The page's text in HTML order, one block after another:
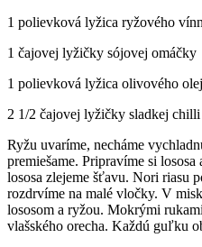
1 polievková lyžica ryžového
1 čajovej lyžičky sójovej omáčky
1 polievková lyžica olivového
2 1/2 čajovej lyžičky sladkej
Ryžu uvaríme, necháme
premiešame. Pripravíme si
lososa zlejeme šťavu. Nori riasu
rozdrvíme na malé vločky. V
lososom a ryžou. Mokrými
vlašského orecha. Každú guľku